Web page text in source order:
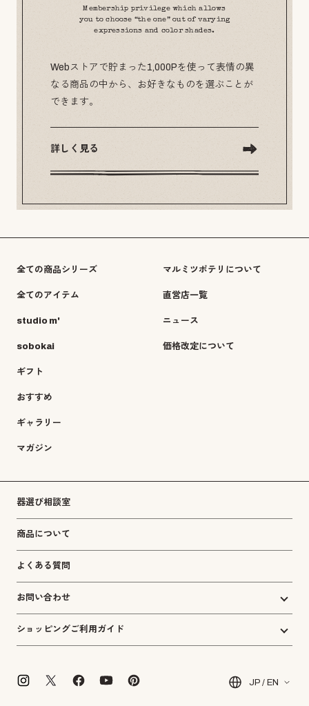
Membership privilege which allows
you to choose “the one” out of varying
expressions and color shades.
Webストアで貯まった1,000Pを使って表情の異
なる商品の中から、お好きなものを選ぶことが
できます。
詳しく見る
全ての商品シリーズ
全てのアイテム
studio m'
sobokai
ギフト
おすすめ
ギャラリー
マガジン
マルミツポテリについて
直営店一覧
ニュース
価格改定について
器選び相談室
商品について
よくある質問
お問い合わせ
ショッピングご利用ガイド
JP / EN